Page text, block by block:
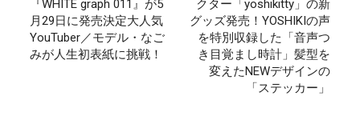
『WHITE graph 011』が5
月29日に発売決定大人気
YouTuber／モデル・なご
みが人生初表紙に挑戦！
クター「yoshikitty」の新
グッズ発売！YOSHIKIの声
を特別収録した「音声つ
き目覚まし時計」髪型を
変えたNEWデザインの
「ステッカー」